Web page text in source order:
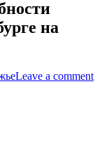
на
Leave a comment